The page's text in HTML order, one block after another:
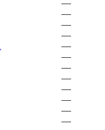
—
—
—
—
—
—
—
—
—
—
—
—